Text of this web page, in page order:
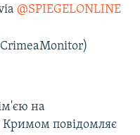
@SPIEGELONLINE
на
Кримом повідомляє